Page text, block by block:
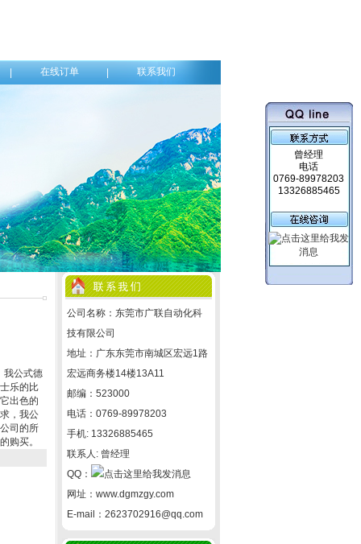
在线订单 联系我们
我公式德
乐的比
出色的
，我公
司的所
购买。
公司名称：东莞市广联自动化科
技有限公司
地址：广东东莞市南城区宏远1路
宏远商务楼14楼13A11
邮编：523000
电话：0769-89978203
手机: 13326885465
联系人: 曾经理
QQ：
网址： www.dgmzgy.com
E-mail： 2623702916@qq.com
曾经理
电话
0769-89978203
13326885465